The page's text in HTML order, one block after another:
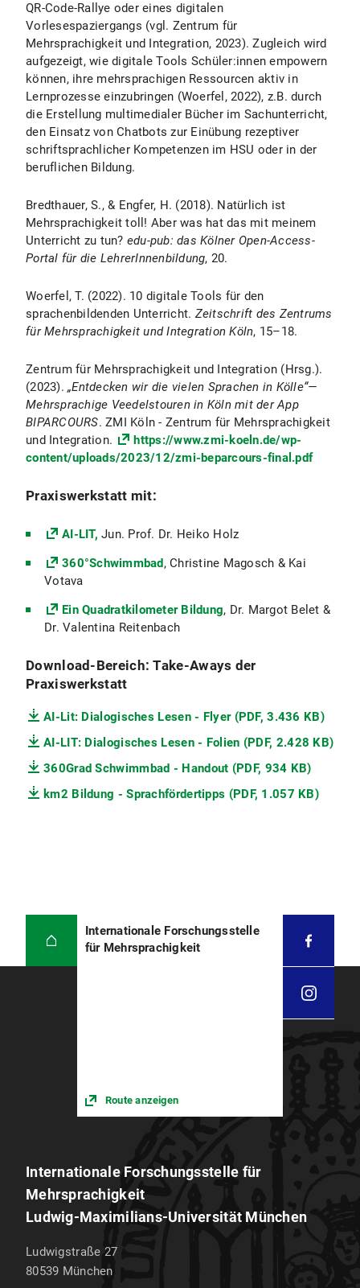
QR-Code-Rallye oder eines digitalen
Vorlesespaziergangs (vgl. Zentrum für
Mehrsprachigkeit und Integration, 2023). Zugleich wird
aufgezeigt, wie digitale Tools Schüler:innen empowern
können, ihre mehrsprachigen Ressourcen aktiv in
Lernprozesse einzubringen (Woerfel, 2022), z.B. durch
die Erstellung multimedialer Bücher im Sachunterricht,
den Einsatz von Chatbots zur Einübung rezeptiver
schriftsprachlicher Kompetenzen im HSU oder in der
beruflichen Bildung.
Bredthauer, S., & Engfer, H. (2018). Natürlich ist
Mehrsprachigkeit toll! Aber was hat das mit meinem
Unterricht zu tun? edu-pub: das Kölner Open-Access-
Portal für die LehrerInnenbildung, 20.
Woerfel, T. (2022). 10 digitale Tools für den
sprachenbildenden Unterricht. Zeitschrift des Zentrums
für Mehrsprachigkeit und Integration Köln, 15–18.
Zentrum für Mehrsprachigkeit und Integration (Hrsg.).
(2023). „Entdecken wir die vielen Sprachen in Kölle“—
Mehrsprachige Veedelstouren in Köln mit der App
BIPARCOURS. ZMI Köln - Zentrum für Mehrsprachigkeit
und Integration.
https://www.zmi-koeln.de/wp-
content/uploads/2023/12/zmi-beparcours-final.pdf
Praxiswerkstatt mit:
AI-LIT, Jun. Prof. Dr. Heiko Holz
360°Schwimmbad, Christine Magosch & Kai
Votava
Ein Quadratkilometer Bildung, Dr. Margot Belet &
Dr. Valentina Reitenbach
Download-Bereich: Take-Aways der
Praxiswerkstatt
AI-Lit: Dialogisches Lesen - Flyer (PDF, 3.436 KB)
AI-LIT: Dialogisches Lesen - Folien (PDF, 2.428 KB)
360Grad Schwimmbad - Handout (PDF, 934 KB)
km2 Bildung - Sprachfördertipps (PDF, 1.057 KB)
Internationale Forschungsstelle
für Mehrsprachigkeit
Route anzeigen
Internationale Forschungsstelle für
Mehrsprachigkeit
Ludwig-Maximilians-Universität München
Ludwigstraße 27
80539 München